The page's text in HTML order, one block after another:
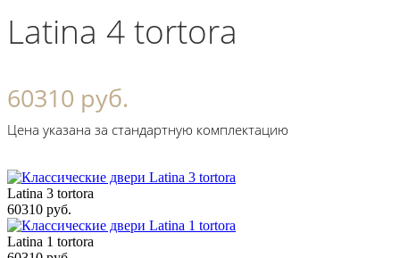
Latina 4 tortora
60310 руб.
Цена указана за стандартную комплектацию
Latina 3 tortora
60310 руб.
Latina 1 tortora